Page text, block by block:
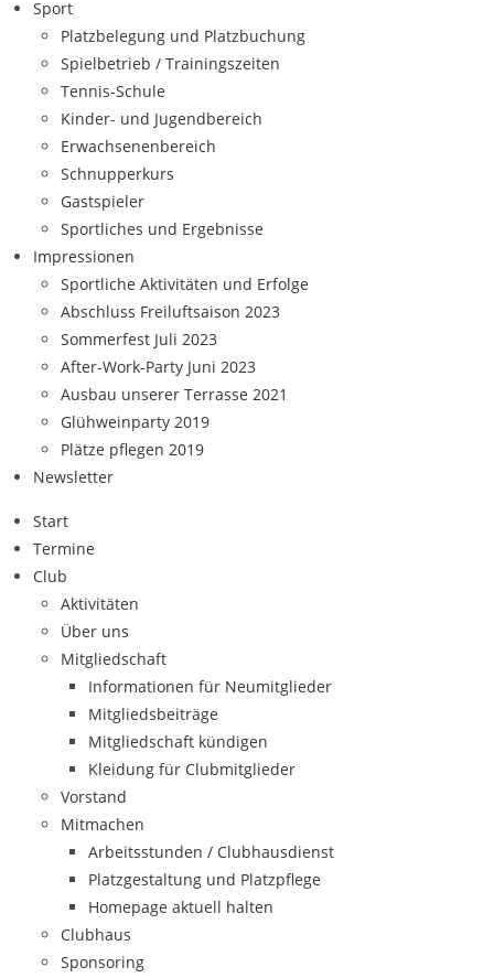
Sport
Platzbelegung und Platzbuchung
Spielbetrieb / Trainingszeiten
Tennis-Schule
Kinder- und Jugendbereich
Erwachsenenbereich
Schnupperkurs
Gastspieler
Sportliches und Ergebnisse
Impressionen
Sportliche Aktivitäten und Erfolge
Abschluss Freiluftsaison 2023
Sommerfest Juli 2023
After-Work-Party Juni 2023
Ausbau unserer Terrasse 2021
Glühweinparty 2019
Plätze pflegen 2019
Newsletter
Start
Termine
Club
Aktivitäten
Über uns
Mitgliedschaft
Informationen für Neumitglieder
Mitgliedsbeiträge
Mitgliedschaft kündigen
Kleidung für Clubmitglieder
Vorstand
Mitmachen
Arbeitsstunden / Clubhausdienst
Platzgestaltung und Platzpflege
Homepage aktuell halten
Clubhaus
Sponsoring